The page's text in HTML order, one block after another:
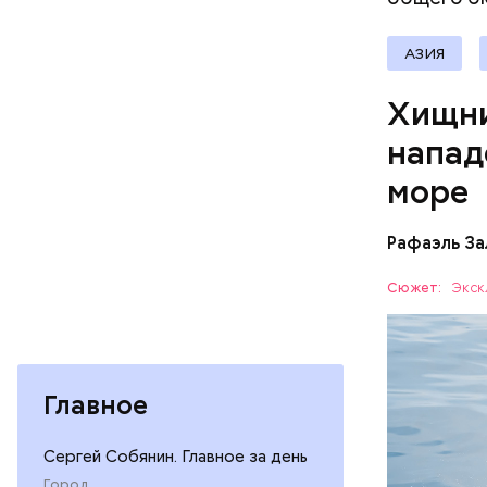
Главное
Сергей Собянин. Главное за день
АЗИЯ
море
Рафаэль
Сюжет:
— Очень
когда
назад о
вполне